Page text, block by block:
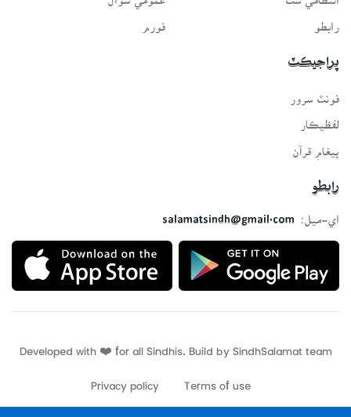
رابطو
پراجيڪٽ
فونٽ سرور
لفظيڪار
پيغامِ قرآن
رابطو
اي-ميل:
salamatsindh@gmail.com
Developed with ❤️ for all Sindhis. Build by SindhSalamat
Terms of use
Privacy policy